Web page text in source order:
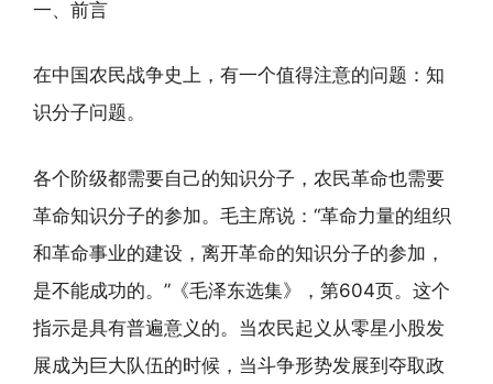
一、前言
在中国农民战争史上，有一个值得注意的问题：知
识分子问题。
各个阶级都需要自己的知识分子，农民革命也需要
革命知识分子的参加。毛主席说：“革命力量的组织
和革命事业的建设，离开革命的知识分子的参加，
是不能成功的。”《毛泽东选集》，第604页。这个
指示是具有普遍意义的。当农民起义从零星小股发
展成为巨大队伍的时候，当斗争形势发展到夺取政